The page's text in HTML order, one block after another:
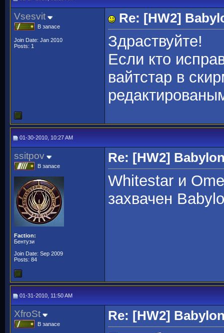
Vsesvit
В запасе
Join Date: Jan 2010
Posts: 1
Re: [HW2]
Здраствуйте!
Если кто
вайтстар в
01-30-2010, 10:27 AM
ssitpov
В запасе
Faction:
Бентузи
Join Date: Sep 2009
Posts: 84
Re: [HW2]
Whitestar и
захвачен
01-31-2010, 11:50 AM
XfroSt
В запасе
Re: [HW2]